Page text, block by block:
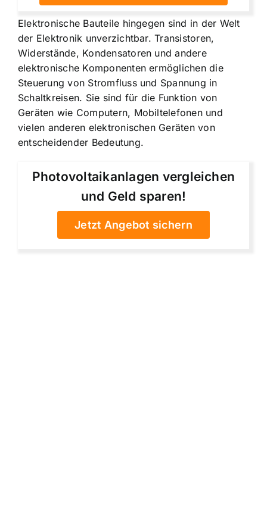
Elektronische Bauteile hingegen sind in der Welt
der Elektronik unverzichtbar. Transistoren,
Widerstände, Kondensatoren und andere
elektronische Komponenten ermöglichen die
Steuerung von Stromfluss und Spannung in
Schaltkreisen. Sie sind für die Funktion von
Geräten wie Computern, Mobiltelefonen und
vielen anderen elektronischen Geräten von
entscheidender Bedeutung.
Photovoltaikanlagen vergleichen
und Geld sparen!
Jetzt Angebot sichern